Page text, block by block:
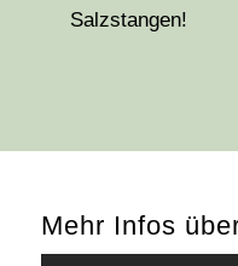
Salzstangen!
Mehr Infos